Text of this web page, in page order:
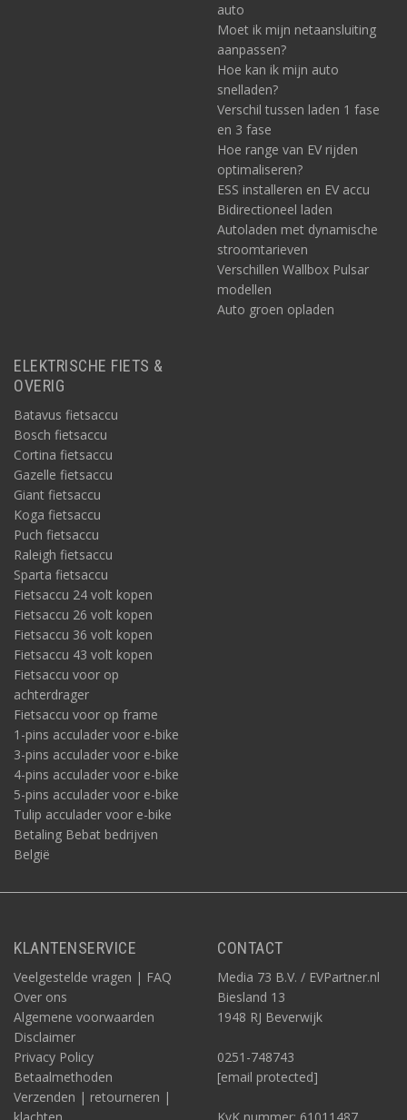
auto
Moet ik mijn netaansluiting
aanpassen?
Hoe kan ik mijn auto
snelladen?
Verschil tussen laden 1 fase
en 3 fase
Hoe range van EV rijden
optimaliseren?
ESS installeren en EV accu
Bidirectioneel laden
Autoladen met dynamische
stroomtarieven
Verschillen Wallbox Pulsar
modellen
Auto groen opladen
ELEKTRISCHE FIETS &
OVERIG
Batavus fietsaccu
Bosch fietsaccu
Cortina fietsaccu
Gazelle fietsaccu
Giant fietsaccu
Koga fietsaccu
Puch fietsaccu
Raleigh fietsaccu
Sparta fietsaccu
Fietsaccu 24 volt kopen
Fietsaccu 26 volt kopen
Fietsaccu 36 volt kopen
Fietsaccu 43 volt kopen
Fietsaccu voor op
achterdrager
Fietsaccu voor op frame
1-pins acculader voor e-bike
3-pins acculader voor e-bike
4-pins acculader voor e-bike
5-pins acculader voor e-bike
Tulip acculader voor e-bike
Betaling Bebat bedrijven
België
KLANTENSERVICE
Veelgestelde vragen | FAQ
Over ons
Algemene voorwaarden
Disclaimer
Privacy Policy
Betaalmethoden
Verzenden | retourneren |
CONTACT
Media 73 B.V. / EVPartner.nl
Biesland 13
1948 RJ Beverwijk
0251-748743
[email protected]